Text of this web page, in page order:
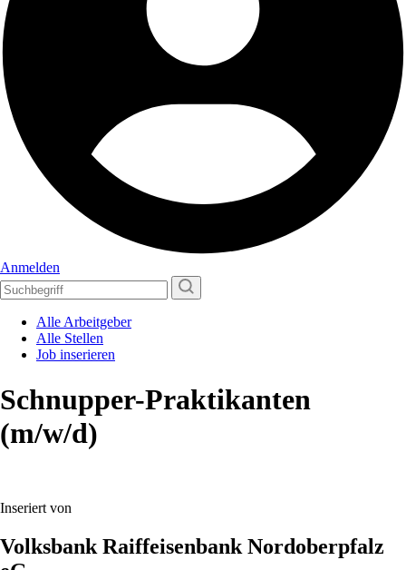
Anmelden
Alle Arbeitgeber
Alle Stellen
Job inserieren
Schnupper-Praktikanten
(m/w/d)
Inseriert von
Volksbank Raiffeisenbank Nordoberpfalz